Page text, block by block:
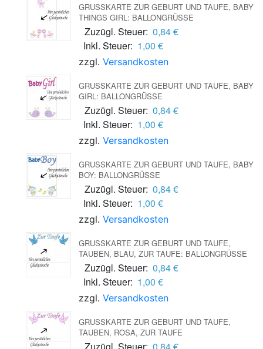
GRUSSKARTE ZUR GEBURT UND TAUFE, BABY T
HINGS GIRL: BALLONGRÜSSE
Zuzügl. Steuer: 0,84 €
Inkl. Steuer: 1,00 €
zzgl. Versandkosten
GRUSSKARTE ZUR GEBURT UND TAUFE, BABY G
IRL: BALLONGRÜSSE
Zuzügl. Steuer: 0,84 €
Inkl. Steuer: 1,00 €
zzgl. Versandkosten
GRUSSKARTE ZUR GEBURT UND TAUFE, BABY B
OY: BALLONGRÜSSE
Zuzügl. Steuer: 0,84 €
Inkl. Steuer: 1,00 €
zzgl. Versandkosten
GRUSSKARTE ZUR GEBURT UND TAUFE, T
AUBEN, BLAU, ZUR TAUFE: BALLONGRÜSSE
Zuzügl. Steuer: 0,84 €
Inkl. Steuer: 1,00 €
zzgl. Versandkosten
GRUSSKARTE ZUR GEBURT UND TAUFE, T
AUBEN, ROSA, ZUR TAUFE